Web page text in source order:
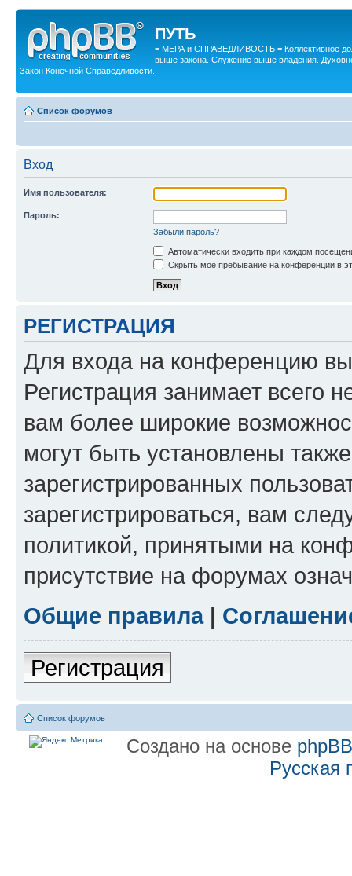
ПУТЬ
= МЕРА и СПРАВЕДЛИВОСТЬ = Коллективное
выше закона. Служение выше владения.
Закон Конечной Справедливости.
Список форумов
Вход
Имя пользователя:
Пароль:
Забыли пароль?
Автоматически входить при каждом
Скрыть моё пребывание на конференции в
РЕГИСТРАЦИЯ
Для входа на конференцию
Регистрация занимает всего
вам более широкие
могут быть установлены
зарегистрированных
зарегистрироваться, вам
политикой, принятыми на
присутствие на форумах
Общие правила|
Регистрация
Список форумов
Создано на основе phpBB
Русская